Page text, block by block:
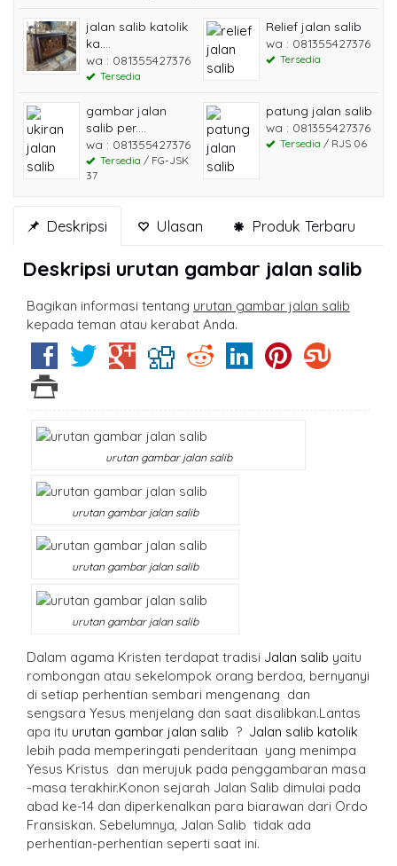
jalan salib katolik
ka....
wa : 081355427376
Tersedia
Relief jalan salib
wa : 081355427376
Tersedia
gambar jalan
salib per....
wa : 081355427376
Tersedia / FG-JSK
37
patung jalan salib
wa : 081355427376
Tersedia / RJS 06
Deskripsi Ulasan Produk Terbaru
Deskripsi urutan gambar jalan salib
Bagikan informasi tentang urutan gambar jalan salib
kepada teman atau kerabat Anda.
urutan gambar jalan salib
urutan gambar jalan salib
urutan gambar jalan salib
urutan gambar jalan salib
Dalam agama Kristen terdapat tradisi Jalan salib yaitu
rombongan atau sekelompok orang berdoa, bernyanyi
di setiap perhentian sembari mengenang dan
sengsara Yesus menjelang dan saat disalibkan.Lantas
apa itu urutan gambar jalan salib ? Jalan salib katolik
lebih pada memperingati penderitaan yang menimpa
Yesus Kristus dan merujuk pada penggambaran masa
-masa terakhir.Konon sejarah Jalan Salib dimulai pada
abad ke-14 dan diperkenalkan para biarawan dari Ordo
Fransiskan. Sebelumnya, Jalan Salib tidak ada
perhentian-perhentian seperti saat ini.